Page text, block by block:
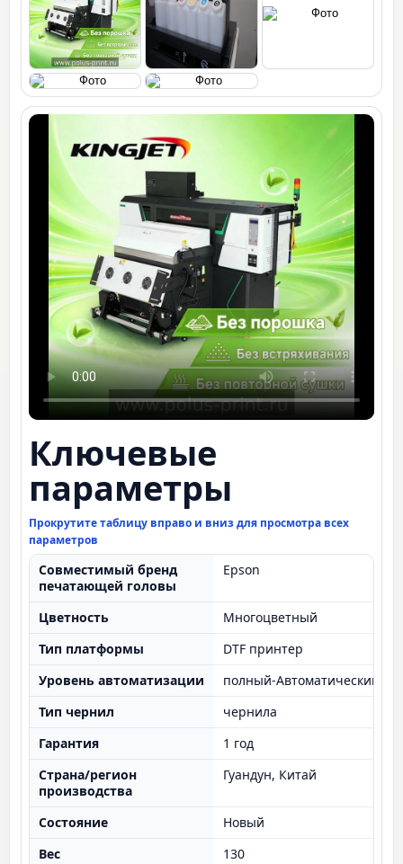
Ключевые
параметры
Прокрутите таблицу вправо и вниз для просмотра всех
параметров
Совместимый бренд
печатающей головы
Epson
Цветность
Многоцветный
Тип платформы
DTF принтер
Уровень автоматизации
полный-Автоматический
Тип чернил
чернила
Гарантия
1 год
Страна/регион
производства
Гуандун, Китай
Состояние
Новый
Вес
130